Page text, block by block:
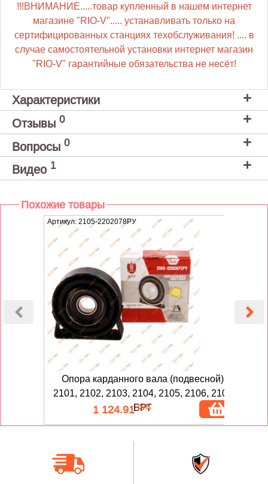
!!!ВНИМАНИЕ.....товар купленный в нашем интернет
магазине "RIO-V"..... устанавливать только на
сертифицированных станциях техобслуживания! .... в
случае самостоятельной установки интернет магазин
"RIO-V" гарантийные обязательства не несёт!
Характеристики
Отзывы 0
Вопросы 0
Видео 1
Похожие товары
Артикул: 2105-2202078РУ
Опора карданного вала (подвесной)
2101, 2102, 2103, 2104, 2105, 2106, 2107
БРТ
1 124.91руб.